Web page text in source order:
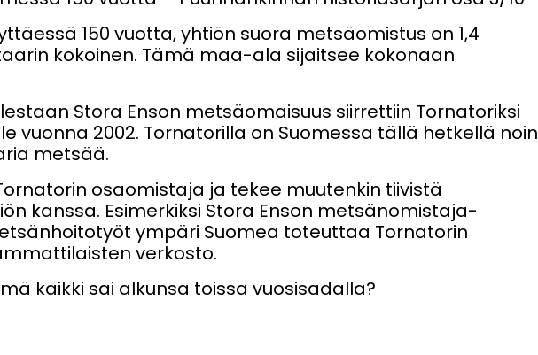
150 vuotta, yhtiön suora metsäomistus on 1,4
kokoinen. Tämä maa-ala sijaitsee kokonaan
Stora Enson metsäomaisuus siirrettiin Tornatoriksi
vuonna 2002. Tornatorilla on Suomessa tällä hetkellä noin
metsää.
osaomistaja ja tekee muutenkin tiivistä
kanssa. Esimerkiksi Stora Enson metsänomistaja-
ympäri Suomea toteuttaa Tornatorin
verkosto.
kaikki sai alkunsa toissa vuosisadalla?